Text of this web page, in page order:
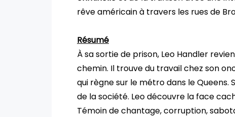
rêve américain à travers les rues de
Résumé
À sa sortie de prison, Leo Handler
chemin. Il trouve du travail chez son
qui règne sur le métro dans le Queens.
de la société. Leo découvre la face
Témoin de chantage, corruption,